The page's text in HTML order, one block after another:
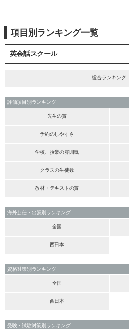
項目別ランキング一覧
英会話スクール
総合ランキング
評価項目別ランキング
先生の質
予約のしやすさ
学校、授業の雰囲気
クラスの生徒数
教材・テキストの質
海外赴任・出張別ランキング
全国
西日本
資格対策別ランキング
全国
西日本
受験・試験対策別ランキング